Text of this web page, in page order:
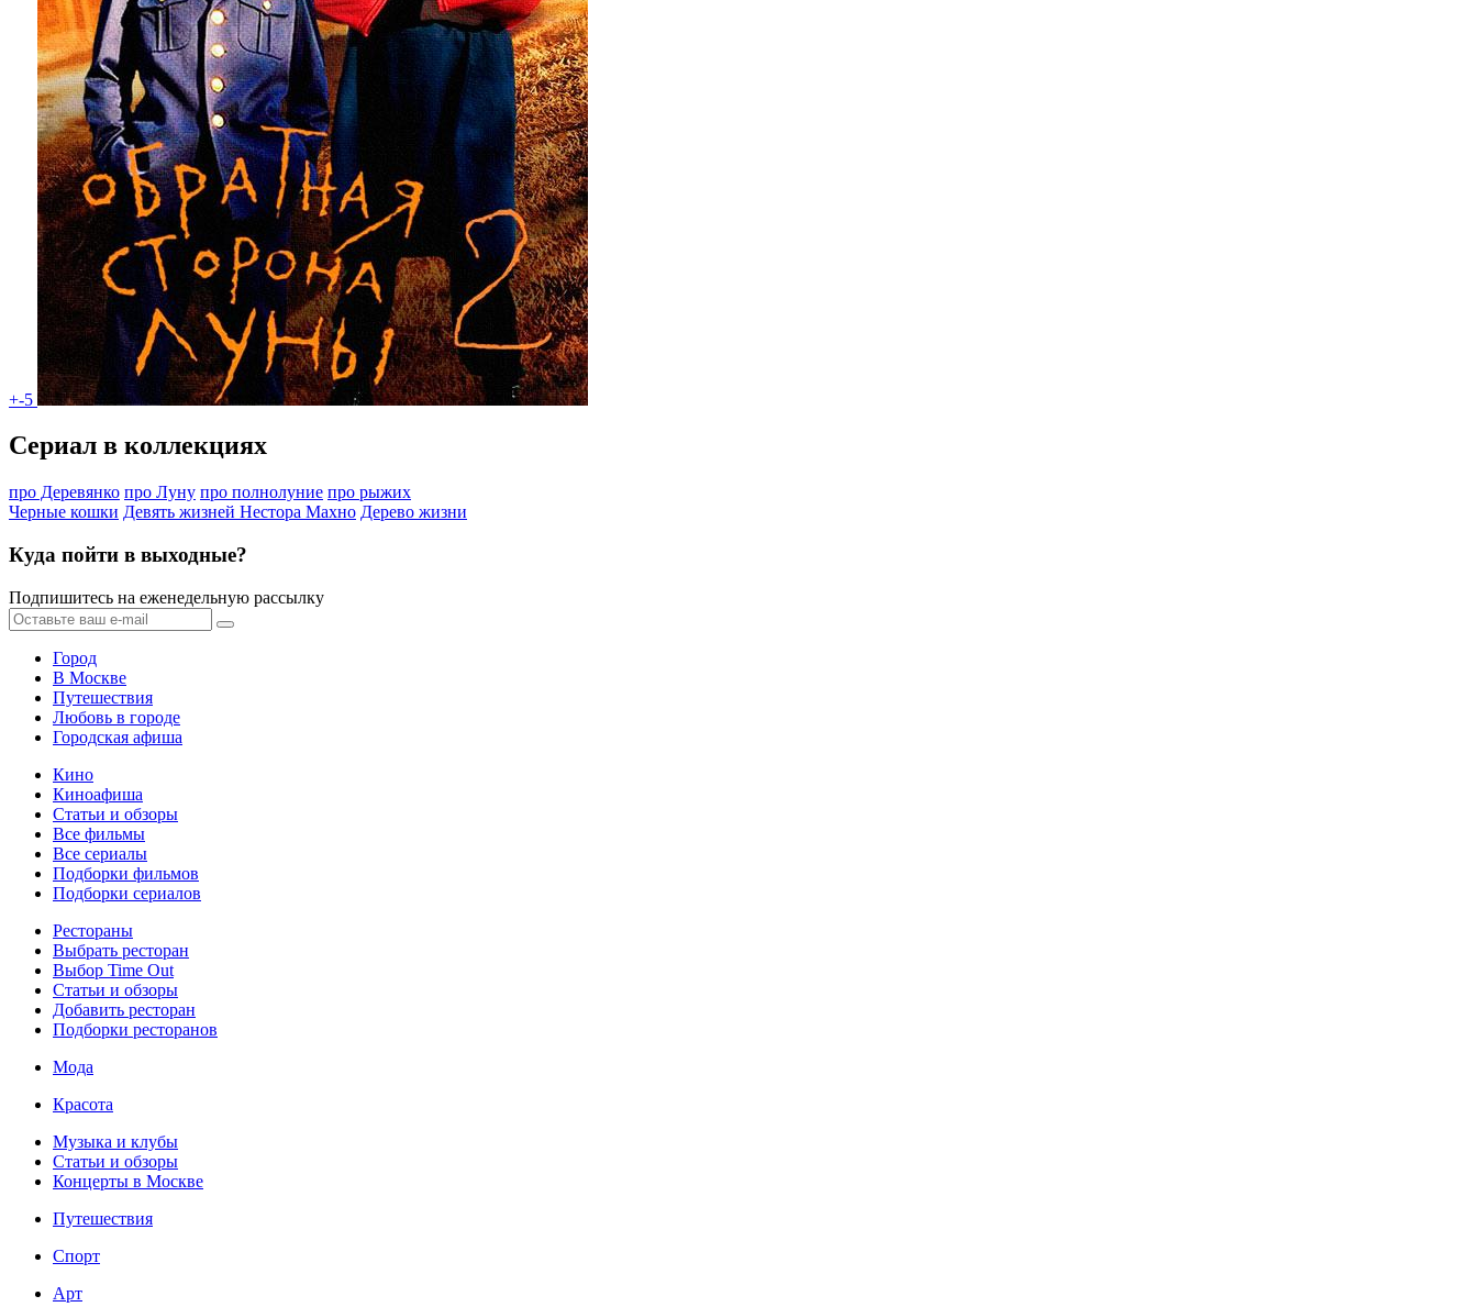
+-5
Сериал в коллекциях
про Деревянко про Луну про полнолуние про рыжих
Черные кошки Девять жизней Нестора Махно Дерево жизни
Куда пойти в выходные?
Подпишитесь на еженедельную рассылку
Город
В Москве
Путешествия
Любовь в городе
Городская афиша
Кино
Киноафиша
Статьи и обзоры
Все фильмы
Все сериалы
Подборки фильмов
Подборки сериалов
Рестораны
Выбрать ресторан
Выбор Time Out
Статьи и обзоры
Добавить ресторан
Подборки ресторанов
Мода
Красота
Музыка и клубы
Статьи и обзоры
Концерты в Москве
Путешествия
Спорт
Арт